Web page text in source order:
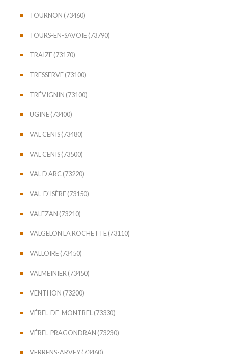
TOURNON (73460)
TOURS-EN-SAVOIE (73790)
TRAIZE (73170)
TRESSERVE (73100)
TRÉVIGNIN (73100)
UGINE (73400)
VAL CENIS (73480)
VAL CENIS (73500)
VAL D ARC (73220)
VAL-D'ISÈRE (73150)
VALEZAN (73210)
VALGELON LA ROCHETTE (73110)
VALLOIRE (73450)
VALMEINIER (73450)
VENTHON (73200)
VÉREL-DE-MONTBEL (73330)
VÉREL-PRAGONDRAN (73230)
VERRENS-ARVEY (73460)